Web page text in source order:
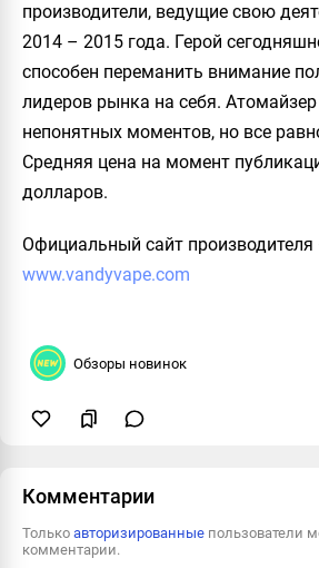
производители, ведущие свою
2014 – 2015 года. Герой
способен переманить внимание
лидеров рынка на себя.
непонятных моментов, но все
Средняя цена на момент
долларов.
Официальный сайт производителя
www.vandyvape.com
Обзоры новинок
Комментарии
Только авторизированные пользователи
комментарии.